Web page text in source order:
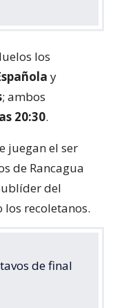
los
y
; ambos
20:30.
juegan el ser
de Rancagua
del
recoletanos.
de final